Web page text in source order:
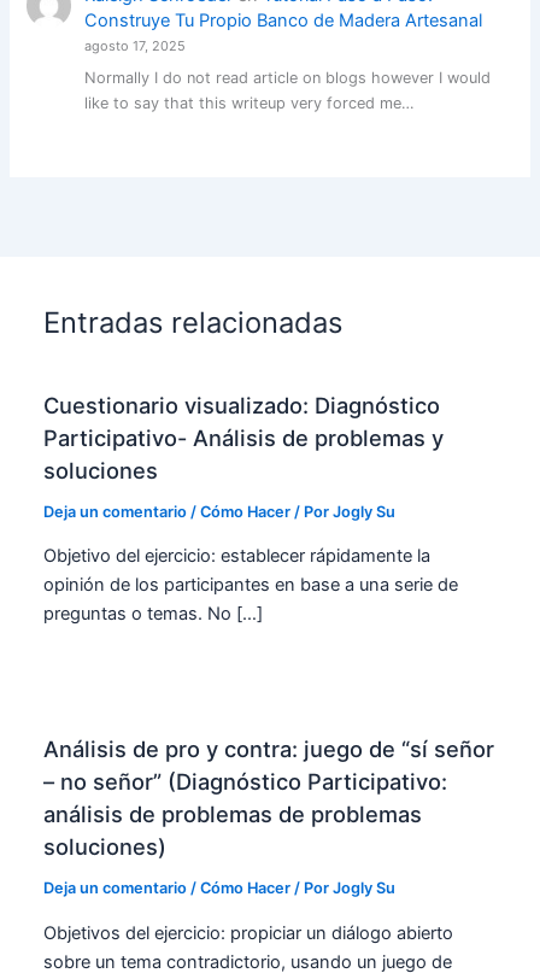
Construye Tu Propio Banco de Madera Artesanal
agosto 17, 2025
Normally I do not read article on blogs however I would
like to say that this writeup very forced me…
Entradas relacionadas
Cuestionario visualizado: Diagnóstico
Participativo- Análisis de problemas y
soluciones
Deja un comentario /Cómo Hacer / PorJogly Su
Objetivo del ejercicio: establecer rápidamente la
opinión de los participantes en base a una serie de
preguntas o temas. No […]
Análisis de pro y contra: juego de “sí señor
– no señor” (Diagnóstico Participativo:
análisis de problemas de problemas
soluciones)
Deja un comentario /Cómo Hacer / PorJogly Su
Objetivos del ejercicio: propiciar un diálogo abierto
sobre un tema contradictorio, usando un juego de